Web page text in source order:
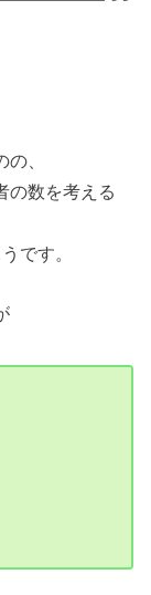
、
の数を考える
です。